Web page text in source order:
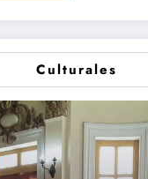
Culturales